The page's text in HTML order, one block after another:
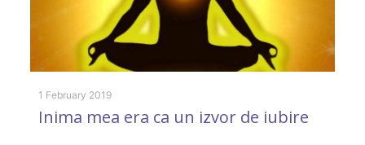
1 February 2019
Inima mea era ca un izvor de iubire